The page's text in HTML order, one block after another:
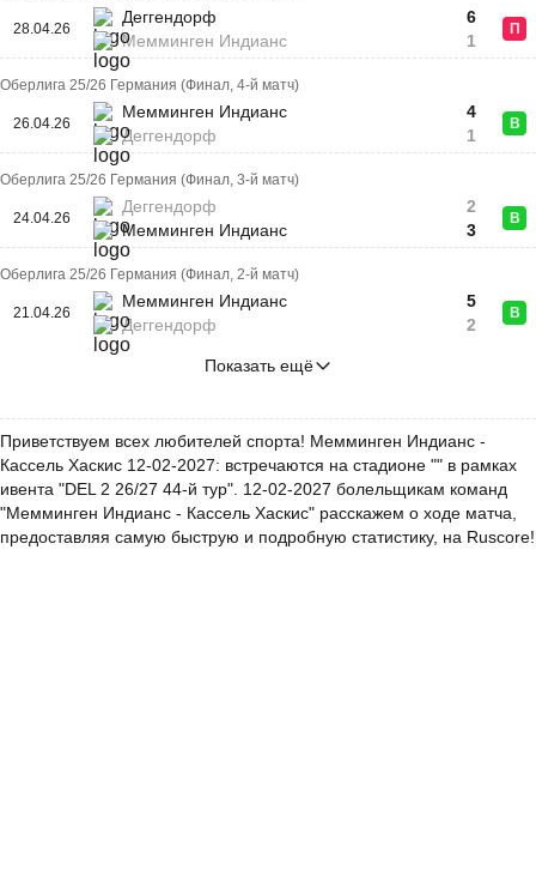
28.04.26
Деггендорф
Мемминген Индианс
6
1
П
Оберлига 25/26 Германия (Финал, 4-й матч)
26.04.26
Мемминген Индианс
Деггендорф
4
1
В
Оберлига 25/26 Германия (Финал, 3-й матч)
24.04.26
Деггендорф
Мемминген Индианс
2
3
В
Оберлига 25/26 Германия (Финал, 2-й матч)
21.04.26
Мемминген Индианс
Деггендорф
5
2
В
Показать ещё
Приветствуем всех любителей спорта! Мемминген Индианс -
Кассель Хаскис 12-02-2027: встречаются на стадионе "" в рамках
ивента "DEL 2 26/27 44-й тур". 12-02-2027 болельщикам команд
"Мемминген Индианс - Кассель Хаскис" расскажем о ходе матча,
предоставляя самую быструю и подробную статистику, на Ruscore!